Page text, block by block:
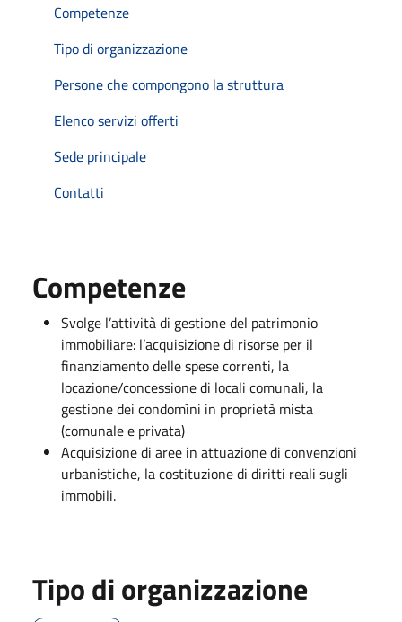
Competenze
Tipo di organizzazione
Persone che compongono la struttura
Elenco servizi offerti
Sede principale
Contatti
Competenze
Svolge l’attività di gestione del patrimonio
immobiliare: l’acquisizione di risorse per il
finanziamento delle spese correnti, la
locazione/concessione di locali comunali, la
gestione dei condomìni in proprietà mista
(comunale e privata)
Acquisizione di aree in attuazione di convenzioni
urbanistiche, la costituzione di diritti reali sugli
immobili.
Tipo di organizzazione